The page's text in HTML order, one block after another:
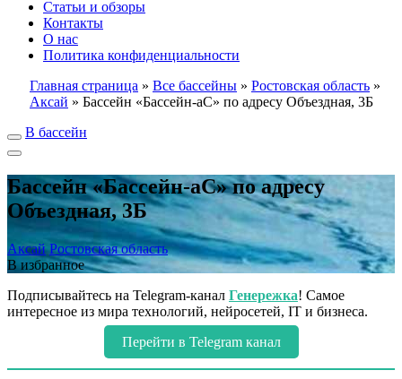
Статьи и обзоры
Контакты
О нас
Политика конфиденциальности
Главная страница » Все бассейны » Ростовская область »
Аксай » Бассейн «Бассейн-аС» по адресу Объездная, 3Б
В бассейн
Бассейн «Бассейн-аС» по адресу
Объездная, 3Б
Аксай Ростовская область
В избранное
Подписывайтесь на Telegram-канал Генережка! Самое
интересное из мира технологий, нейросетей, IT и бизнеса.
Перейти в Telegram канал